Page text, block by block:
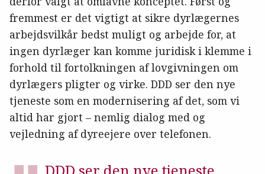
fremmest er det vigtigt at sikre dyrlægernes
arbejdsvilkår bedst muligt og arbejde for, at
ingen dyrlæger kan komme juridisk i klemme i
forhold til fortolkningen af lovgivningen om
dyrlægers pligter og virke. DDD ser den nye
tjeneste som en modernisering af det, som vi
altid har gjort – nemlig dialog med og
vejledning af dyreejere over telefonen.